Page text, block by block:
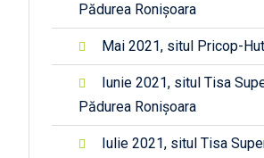
Pădurea Ronișoara
Mai 2021, situl Pricop-
Iunie 2021, situl Tisa
Pădurea Ronișoara
Iulie 2021, situl Tisa